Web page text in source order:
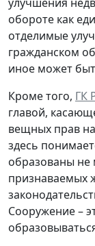
обороте как
отделимые
гражданском
иное может
Кроме того, ГК
главой,
вещных прав
здесь
образованы не
признаваемых
Сооружение –